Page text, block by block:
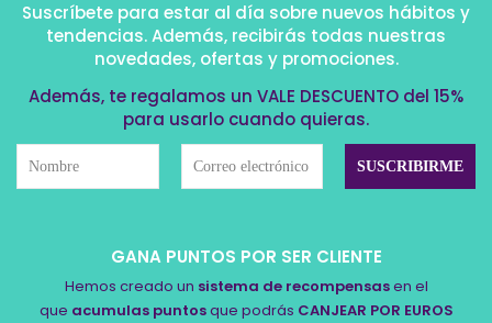
Suscríbete para estar al día sobre nuevos hábitos y
tendencias. Además, recibirás todas nuestras
novedades, ofertas y promociones.
Además, te regalamos un VALE DESCUENTO del 15%
para usarlo cuando quieras.
GANA PUNTOS POR SER CLIENTE
Hemos creado un sistema de recompensasen el
que acumulas puntosque podrás CANJEAR POR EUROS